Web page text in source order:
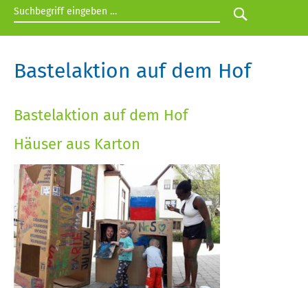
Suchbegriff eingeben
Suche
Bastelaktion auf dem Hof
Bastelaktion auf dem Hof
Häuser aus Karton